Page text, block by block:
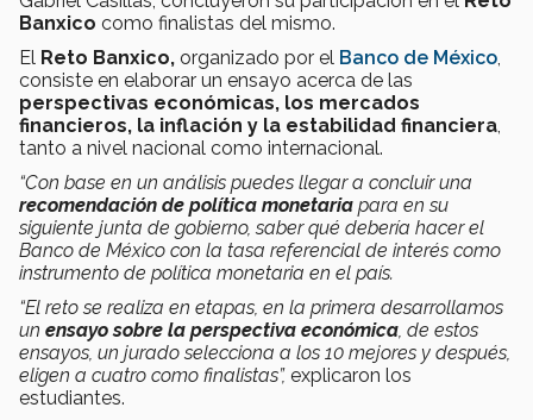
Banxico como finalistas del mismo.
El Reto Banxico, organizado por el Banco de México
consiste en elaborar un ensayo acerca de las
perspectivas económicas, los mercados
financieros, la inflación y la estabilidad financiera
tanto a nivel nacional como internacional.
“Con base en un análisis puedes llegar a concluir una
recomendación de política monetaria para en su
siguiente junta de gobierno, saber qué debería hacer el
Banco de México con la tasa referencial de interés como
instrumento de política monetaria en el país.
“El reto se realiza en etapas, en la primera desarrollamos
un ensayo sobre la perspectiva económica , de estos
ensayos, un jurado selecciona a los 10 mejores y después,
eligen a cuatro como finalistas”, explicaron los
estudiantes.